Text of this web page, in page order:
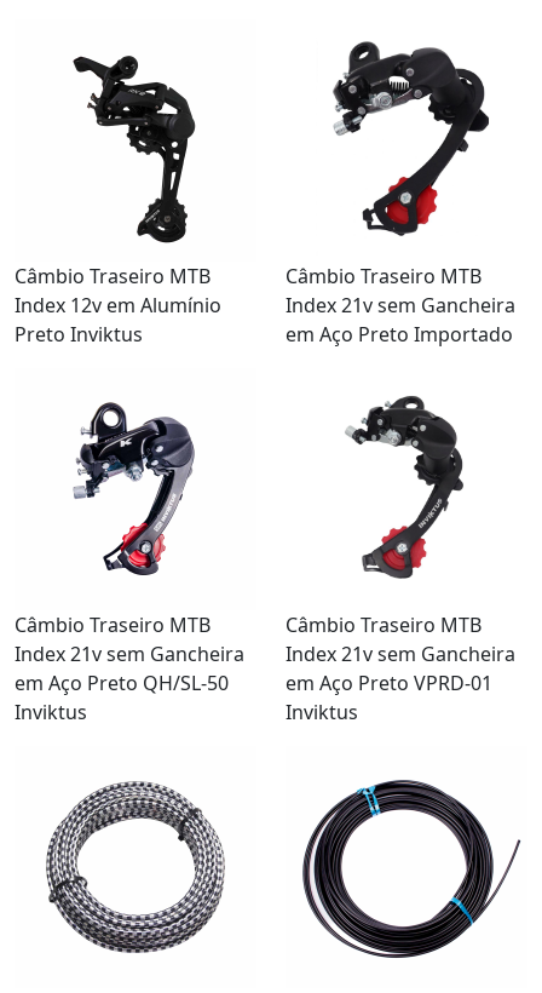
Câmbio Traseiro MTB
Index 12v em Alumínio
Preto Inviktus
Câmbio Traseiro MTB
Index 21v sem Gancheira
em Aço Preto Importado
Câmbio Traseiro MTB
Index 21v sem Gancheira
em Aço Preto QH/SL-50
Inviktus
Câmbio Traseiro MTB
Index 21v sem Gancheira
em Aço Preto VPRD-01
Inviktus